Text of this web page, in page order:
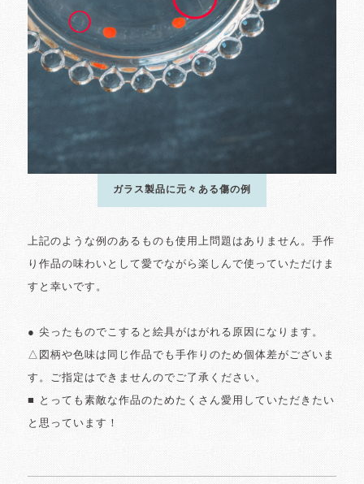
ガラス製品に元々ある傷の例
上記のような例のあるものも使用上問題はありません。手作
り作品の味わいとして愛でながら楽しんで使っていただけま
すと幸いです。
● 尖ったものでこすると絵具がはがれる原因になります。
△図柄や色味は同じ作品でも手作りのため個体差がございま
す。ご指定はできませんのでご了承ください。
■ とっても素敵な作品のためたくさん愛用していただきたい
と思っています！